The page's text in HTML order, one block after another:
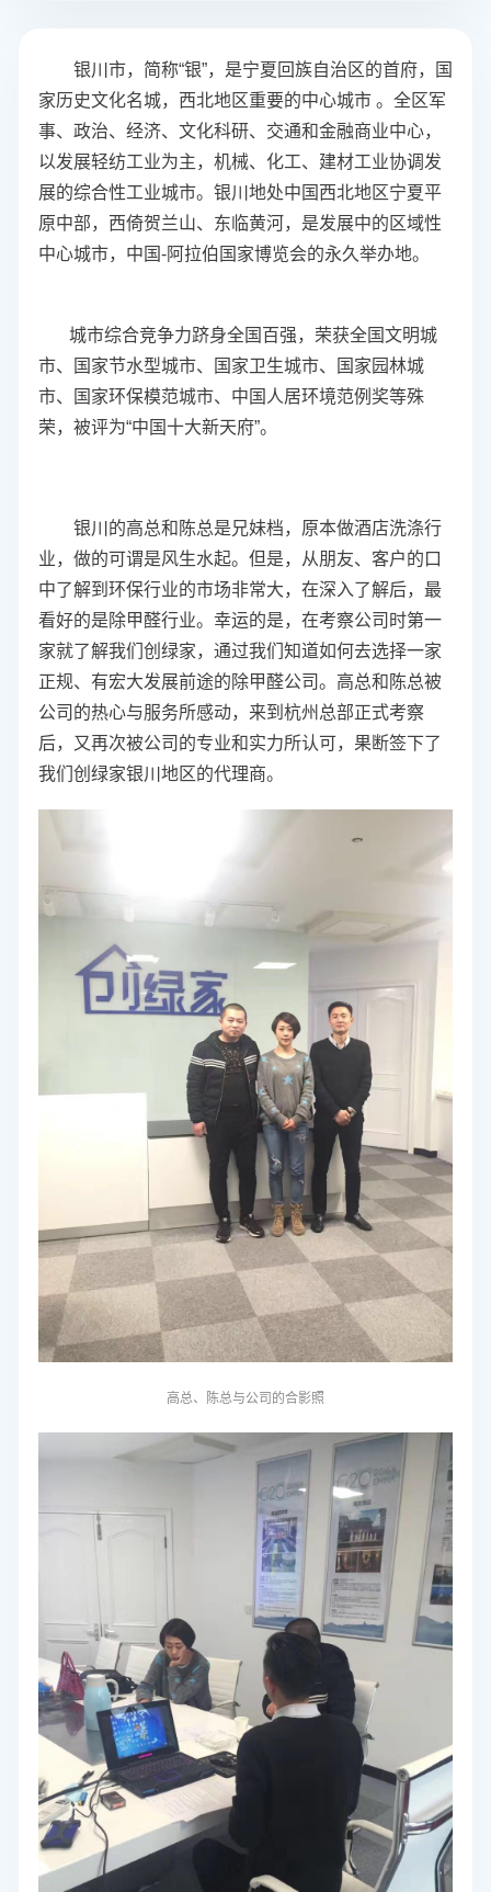
银川市，简称“银”，是宁夏回族自治区的首府，国
家历史文化名城，西北地区重要的中心城市 。全区军
事、政治、经济、文化科研、交通和金融商业中心，
以发展轻纺工业为主，机械、化工、建材工业协调发
展的综合性工业城市。银川地处中国西北地区宁夏平
原中部，西倚贺兰山、东临黄河，是发展中的区域性
中心城市，中国-阿拉伯国家博览会的永久举办地。
城市综合竞争力跻身全国百强，荣获全国文明城
市、国家节水型城市、国家卫生城市、国家园林城
市、国家环保模范城市、中国人居环境范例奖等殊
荣，被评为“中国十大新天府”。
银川的高总和陈总是兄妹档，原本做酒店洗涤行
业，做的可谓是风生水起。但是，从朋友、客户的口
中了解到环保行业的市场非常大，在深入了解后，最
看好的是除甲醛行业。幸运的是，在考察公司时第一
家就了解我们创绿家，通过我们知道如何去选择一家
正规、有宏大发展前途的除甲醛公司。 高总和陈总被
公司的热心与服务所感动， 来到杭州总部正式考察
后，又再次被公司的专业和实力所认可，果断签下了
我们创绿家银川地区的代理商。
高总、陈总与公司的合影照